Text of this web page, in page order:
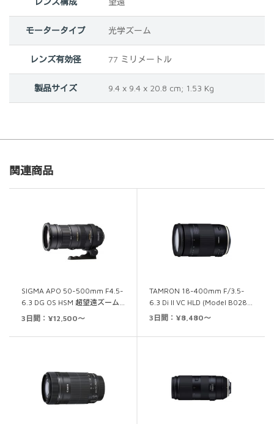
モータータイプ ‎光学ズーム
レンズ有効径 ‎77 ミリメートル
製品サイズ ‎9.4 x 9.4 x 20.8 cm; 1.53 Kg
関連商品
SIGMA APO 50-500mm F4.5-
6.3 DG OS HSM 超望遠ズーム…
3日間：¥12,500～
TAMRON 18-400mm F/3.5-
6.3 Di II VC HLD (Model B028…
3日間：¥8,480～